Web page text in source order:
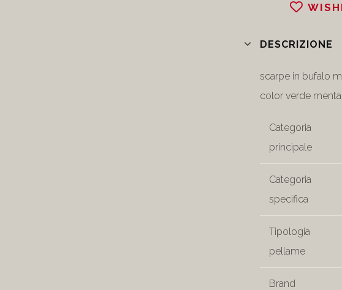
DESCRIZIONE
scarpe in bufalo
color verde menta
Categoria
principale
Categoria
specifica
Tipologia
pellame
Brand